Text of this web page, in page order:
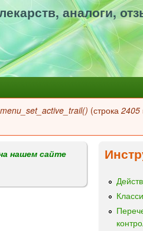
аналоги,
menu_set_active_trail() (строка 2405
нашем сайте